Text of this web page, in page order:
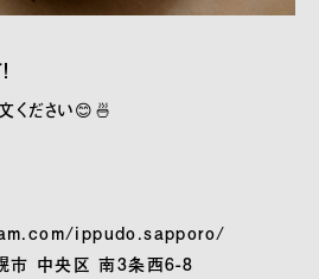
ください😊🍜
ippudo.sapporo/
市 中央区 南3条西6-8